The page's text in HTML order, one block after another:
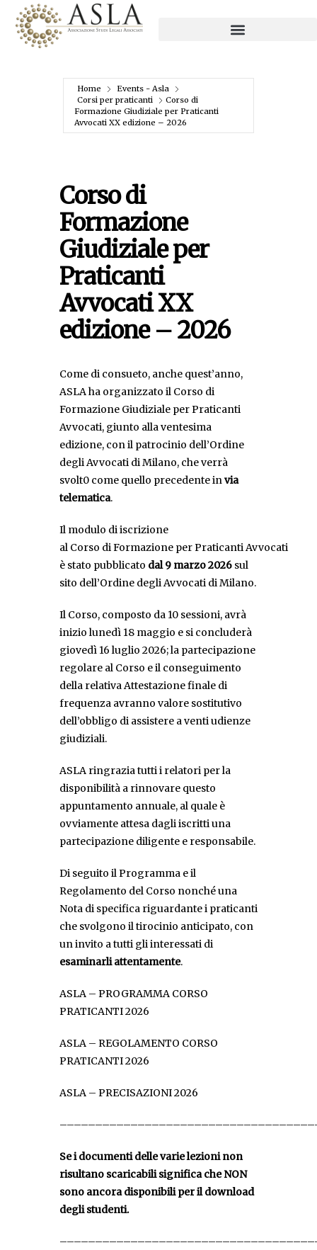
Home
Events - Asla
Corsi per praticanti
Corso di
Formazione Giudiziale per Praticanti
Avvocati XX edizione – 2026
Corso di
Formazione
Giudiziale per
Praticanti
Avvocati XX
edizione – 2026
Come di consueto, anche quest’anno,
ASLA ha organizzato il Corso di
Formazione Giudiziale per Praticanti
Avvocati, giunto alla ventesima
edizione, con il patrocinio dell’Ordine
degli Avvocati di Milano, che verrà
svolt0 come quello precedente invia
telematica.
Il modulo di iscrizione
al Corso di Formazione per Praticanti Avvocati
è stato pubblicato dal 9 marzo 2026 sul
sito dell’Ordine degli Avvocati di Milano.
Il Corso, composto da 10 sessioni, avrà
inizio lunedì 18 maggio e si concluderà
giovedì 16 luglio 2026; la partecipazione
regolare al Corso e il conseguimento
della relativa Attestazione finale di
frequenza avranno valore sostitutivo
dell’obbligo di assistere a venti udienze
giudiziali.
ASLA ringrazia tutti i relatori per la
disponibilità a rinnovare questo
appuntamento annuale, al quale è
ovviamente attesa dagli iscritti una
partecipazione diligente e responsabile.
Di seguito il Programma e il
Regolamento del Corso nonché una
Nota di specifica riguardante i praticanti
che svolgono il tirocinio anticipato, con
un invito a tutti gli interessati di
esaminarli attentamente.
ASLA – PROGRAMMA CORSO
PRATICANTI 2026
ASLA – REGOLAMENTO CORSO
PRATICANTI 2026
ASLA – PRECISAZIONI 2026
Se i documenti delle varie lezioni non
risultano scaricabili significa che NON
sono ancora disponibili per il download
degli studenti.